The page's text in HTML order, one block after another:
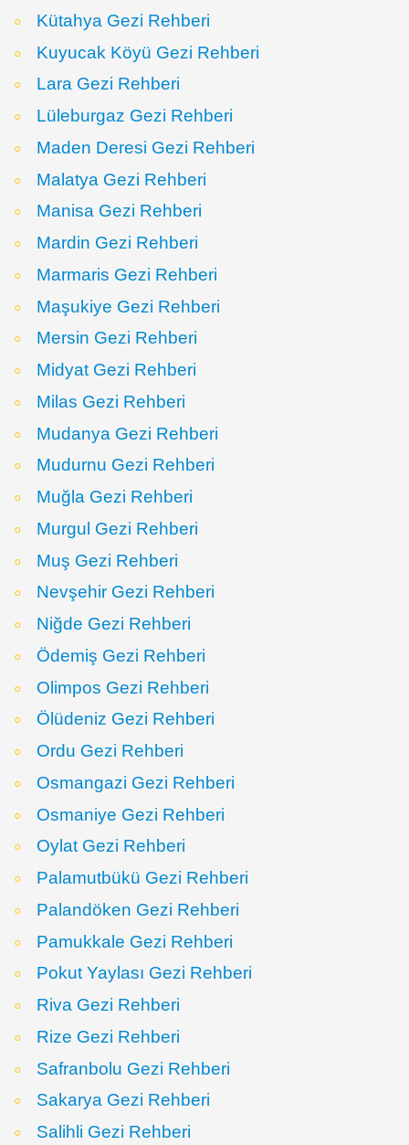
Kütahya Gezi Rehberi
Kuyucak Köyü Gezi Rehberi
Lara Gezi Rehberi
Lüleburgaz Gezi Rehberi
Maden Deresi Gezi Rehberi
Malatya Gezi Rehberi
Manisa Gezi Rehberi
Mardin Gezi Rehberi
Marmaris Gezi Rehberi
Maşukiye Gezi Rehberi
Mersin Gezi Rehberi
Midyat Gezi Rehberi
Milas Gezi Rehberi
Mudanya Gezi Rehberi
Mudurnu Gezi Rehberi
Muğla Gezi Rehberi
Murgul Gezi Rehberi
Muş Gezi Rehberi
Nevşehir Gezi Rehberi
Niğde Gezi Rehberi
Ödemiş Gezi Rehberi
Olimpos Gezi Rehberi
Ölüdeniz Gezi Rehberi
Ordu Gezi Rehberi
Osmangazi Gezi Rehberi
Osmaniye Gezi Rehberi
Oylat Gezi Rehberi
Palamutbükü Gezi Rehberi
Palandöken Gezi Rehberi
Pamukkale Gezi Rehberi
Pokut Yaylası Gezi Rehberi
Riva Gezi Rehberi
Rize Gezi Rehberi
Safranbolu Gezi Rehberi
Sakarya Gezi Rehberi
Salihli Gezi Rehberi